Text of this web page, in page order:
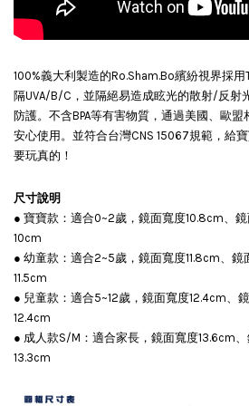
NT$ 290
NT$ 335
100%義大利製造的Ro.Sham.Bo繽紛視界採用
隔UVA/B/C，並隔絕易造成眩光的散射/反射
防護。不含BPA等有害物質，通過美國、歐
安心使用。並符合台灣CNS 15067規範，給
要玩真的！
尺寸說明
● 寶寶款：適合0~2歲，鏡面寬度10.8cm、
10cm
● 幼童款：適合2~5歲，鏡面寬度11.8cm、鏡
11.5cm
● 兒童款：適合5~12歲，鏡面寬度12.4cm、
12.4cm
● 成人款S/M：適合家長，鏡面寬度13.6cm
13.3cm